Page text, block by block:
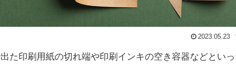
2023.05.23
た印刷用紙の切れ端や印刷インキの空き容器などとい